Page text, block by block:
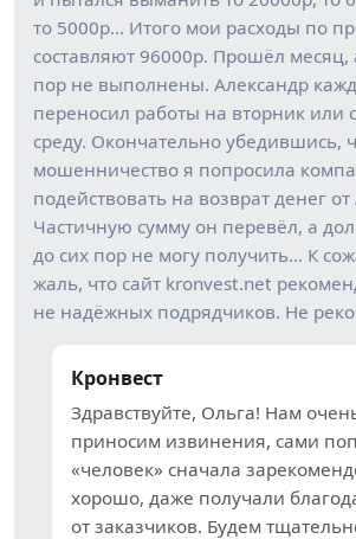
то 5000р… Итого мои расходы по
составляют 96000р. Прошёл месяц,
пор не выполнены. Александр
переносил работы на вторник
среду. Окончательно убедившись,
мошенничество я попросила
подействовать на возврат денег
Частичную сумму он перевёл, а
до сих пор не могу получить… К
жаль, что сайт kronvest.net
не надёжных подрядчиков. Не
Кронвест
Здравствуйте, Ольга! Нам
приносим извинения, сами
«человек» сначала
хорошо, даже получали
от заказчиков. Будем